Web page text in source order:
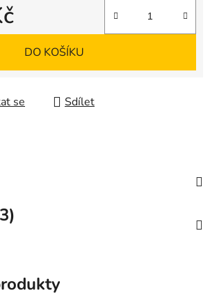
DO KOŠÍKU
se Sdílet